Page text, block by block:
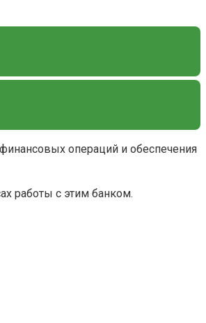
операций и обеспечения
работы с этим банком.